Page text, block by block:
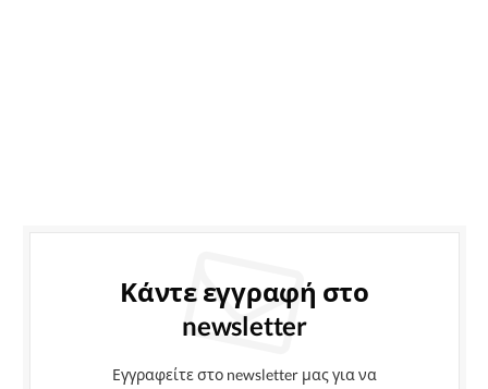
Κάντε εγγραφή στο
newsletter
Εγγραφείτε στο newsletter μας για να